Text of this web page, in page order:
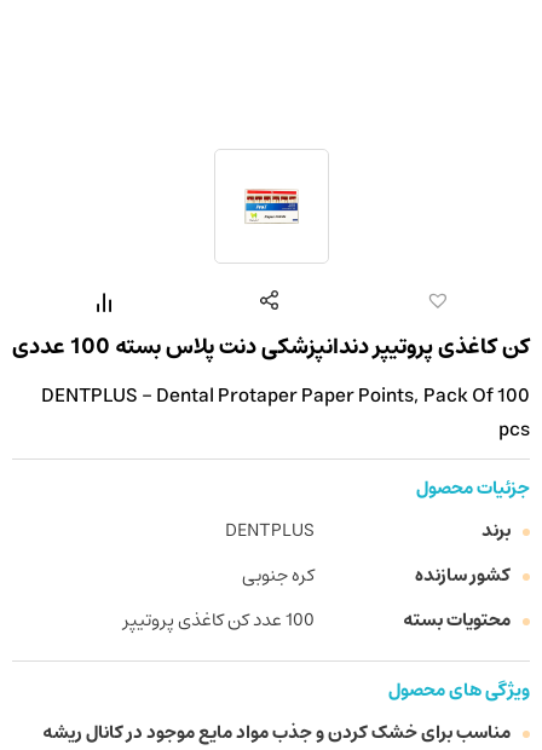
کن کاغذی پروتیپر دندانپزشکی دنت پلاس بسته 100 عددی
DENTPLUS - Dental Protaper Paper Points, Pack Of 100
pcs
جزئیات محصول
برند
DENTPLUS
کشور سازنده
کره جنوبی
محتویات بسته
100 عدد کن کاغذی پروتیپر
ویژگی های محصول
مناسب برای خشک کردن و جذب مواد مایع موجود در کانال ریشه